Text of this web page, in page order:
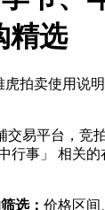
精选
虎拍卖使用说明
交易平台，竞
行事」 相关
选： 价格区间